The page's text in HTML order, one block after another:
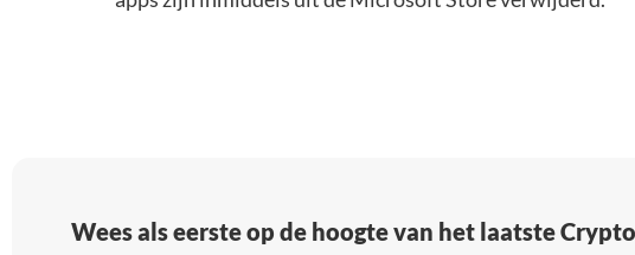
Wees als eerste op de hoogte van het laatste